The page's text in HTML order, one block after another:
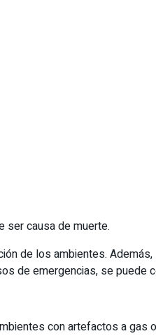
ser causa de muerte.
de los ambientes.
de emergencias, se puede
con artefactos a gas